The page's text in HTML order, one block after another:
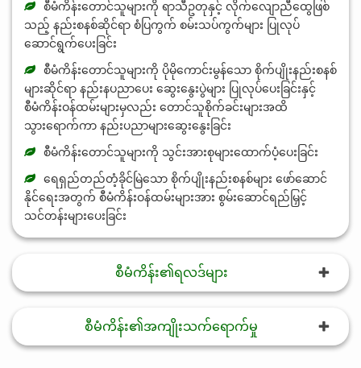
စီမံကိန်းတောင်သူများကို ရာသီဥတုနှင့် လိုက်လျောညီထွေဖြစ်
သည့် နည်းစနစ်ဆိုင်ရာ စံပြကွက် စမ်းသပ်ကွက်များ ပြုလုပ်
ဆောင်ရွက်ပေးခြင်း
စီမံကိန်းတောင်သူများကို ပိုမိုကောင်းမွန်သော စိုက်ပျိုးနည်းစနစ်
များဆိုင်ရာ နည်းနပညာပေး ဆွေးနွေးပွဲများ ပြုလုပ်ပေးခြင်းနှင့်
စီမံကိန်းဝန်ထမ်းများမှလည်း တောင်သူစိုက်ခင်းများအထိ
သွားရောက်ကာ နည်းပညာများဆွေးနွေးခြင်း
စီမံကိန်းတောင်သူများကို သွင်းအားစုများထောက်ပံ့ပေးခြင်း
ရေရှည်တည်တံ့ခိုင်မြဲသော စိုက်ပျိုးနည်းစနစ်များ ဖော်ဆောင်
နိုင်ရေးအတွက် စီမံကိန်းဝန်ထမ်းများအား စွမ်းဆောင်ရည်မြှင့်
သင်တန်းများပေးခြင်း
စီမံကိန်း၏ရလဒ်များ
စီမံကိန်း၏အကျိုးသက်ရောက်မှု